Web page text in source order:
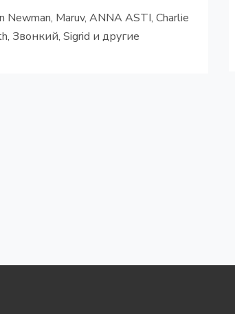
Newman, Maruv, ANNA ASTI, Charlie
Звонкий, Sigrid и другие